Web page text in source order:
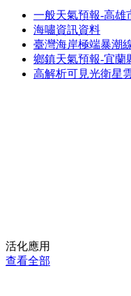
一般天氣預報-高雄
海嘯資訊資料
臺灣海岸極端暴潮
鄉鎮天氣預報-宜蘭
高解析可見光衛星
活化應用
查看全部